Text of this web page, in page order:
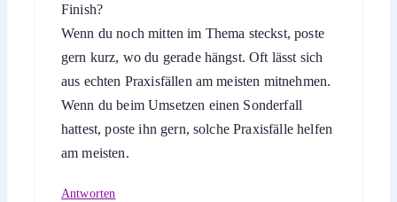
Finish?
Wenn du noch mitten im Thema steckst, poste
gern kurz, wo du gerade hängst. Oft lässt sich
aus echten Praxisfällen am meisten mitnehmen.
Wenn du beim Umsetzen einen Sonderfall
hattest, poste ihn gern, solche Praxisfälle helfen
am meisten.
Antworten